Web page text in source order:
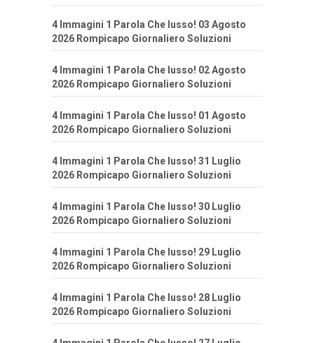
4 Immagini 1 Parola Che lusso! 03 Agosto
2026 Rompicapo Giornaliero Soluzioni
4 Immagini 1 Parola Che lusso! 02 Agosto
2026 Rompicapo Giornaliero Soluzioni
4 Immagini 1 Parola Che lusso! 01 Agosto
2026 Rompicapo Giornaliero Soluzioni
4 Immagini 1 Parola Che lusso! 31 Luglio
2026 Rompicapo Giornaliero Soluzioni
4 Immagini 1 Parola Che lusso! 30 Luglio
2026 Rompicapo Giornaliero Soluzioni
4 Immagini 1 Parola Che lusso! 29 Luglio
2026 Rompicapo Giornaliero Soluzioni
4 Immagini 1 Parola Che lusso! 28 Luglio
2026 Rompicapo Giornaliero Soluzioni